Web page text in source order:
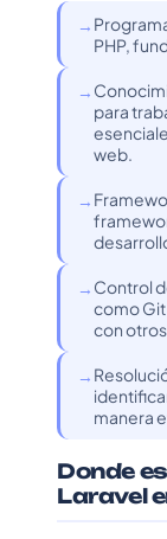
PHP,
para
web.
Control
como
con
manera
Donde
Laravel